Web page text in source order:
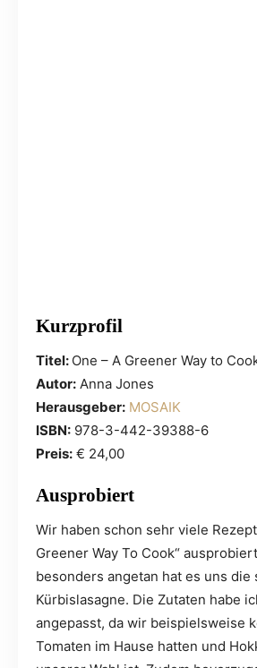
Kurzprofil
Titel: One – A Greener Way to
Autor: Anna Jones
Herausgeber: MOSAIK
ISBN: 978-3-442-39388-6
Preis: € 24,00
Ausprobiert
Wir haben schon sehr viele
Greener Way To Cook“
besonders angetan hat es uns die
Kürbislasagne. Die Zutaten habe
angepasst, da wir beispielsweise
Tomaten im Hause hatten und